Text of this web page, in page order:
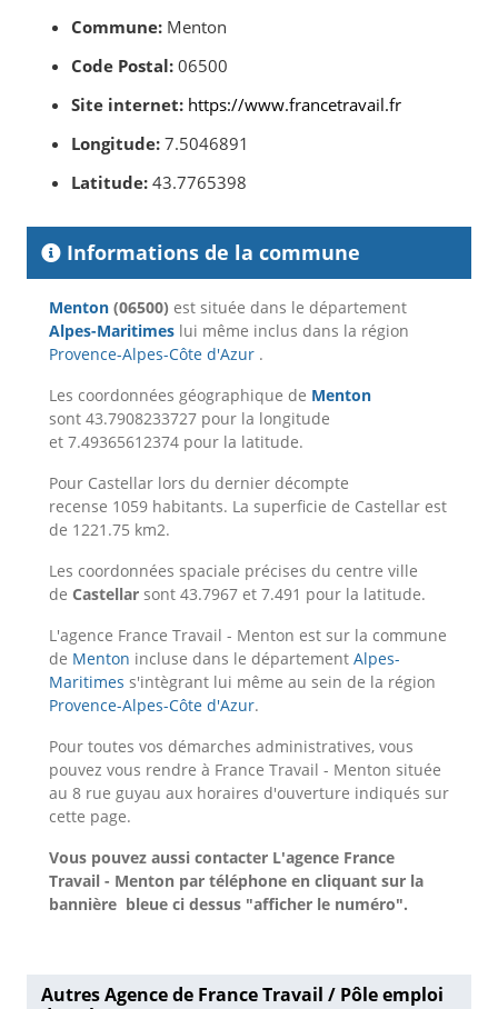
Commune: Menton
Code Postal: 06500
Site internet: https://www.francetravail.fr
Longitude: 7.5046891
Latitude: 43.7765398
Informations de la commune
Menton (06500) est située dans le département
Alpes-Maritimes lui même inclus dans la région
Provence-Alpes-Côte d'Azur .
Les coordonnées géographique de Menton
sont 43.7908233727 pour la longitude
et 7.49365612374 pour la latitude.
Pour Castellar lors du dernier décompte
recense 1059 habitants. La superficie de Castellar est
de 1221.75 km2.
Les coordonnées spaciale précises du centre ville
de Castellar sont 43.7967 et 7.491 pour la latitude.
L'agence France Travail - Menton est sur la commune
de Menton incluse dans le département Alpes-
Maritimes s'intègrant lui même au sein de la région
Provence-Alpes-Côte d'Azur.
Pour toutes vos démarches administratives, vous
pouvez vous rendre à France Travail - Menton située
au 8 rue guyau aux horaires d'ouverture indiqués sur
cette page.
Vous pouvez aussi contacter L'agence France
Travail - Menton par téléphone en cliquant sur la
bannière bleue ci dessus "afficher le numéro".
Autres Agence de France Travail / Pôle emploi